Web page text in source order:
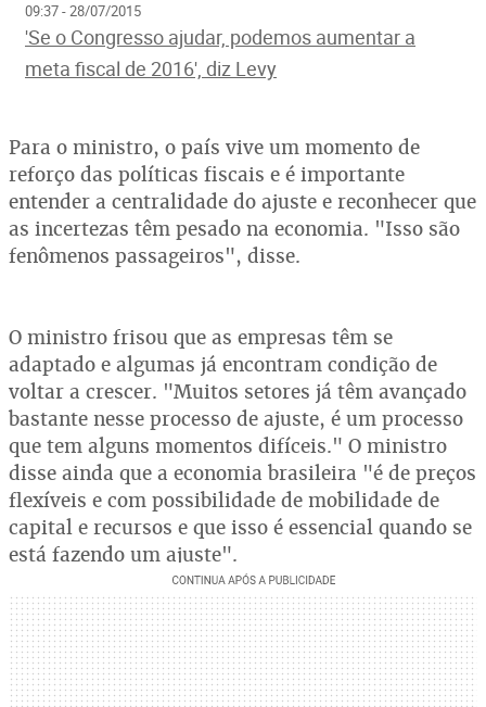
09:37 - 28/07/2015
'Se o Congresso ajudar, podemos aumentar a
meta fiscal de 2016', diz Levy
Para o ministro, o país vive um momento de
reforço das políticas fiscais e é importante
entender a centralidade do ajuste e reconhecer que
as incertezas têm pesado na economia. "Isso são
fenômenos passageiros", disse.
O ministro frisou que as empresas têm se
adaptado e algumas já encontram condição de
voltar a crescer. "Muitos setores já têm avançado
bastante nesse processo de ajuste, é um processo
que tem alguns momentos difíceis." O ministro
disse ainda que a economia brasileira "é de preços
flexíveis e com possibilidade de mobilidade de
capital e recursos e que isso é essencial quando se
está fazendo um ajuste".